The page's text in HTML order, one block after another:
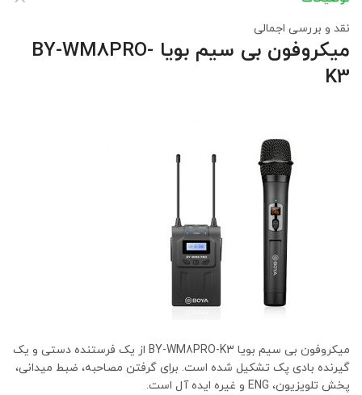
نقد و بررسی اجمالی
میکروفون بی سیم بویا BY-WM8PRO-
K3
میکروفون بی سیم بویا BY-WM8PRO-K3 از یک فرستنده دستی و یک
گیرنده بادی پک تشکیل شده است. برای گرفتن مصاحبه، ضبط میدانی،
پخش تلویزیون، ENG و غیره ایده آل است.